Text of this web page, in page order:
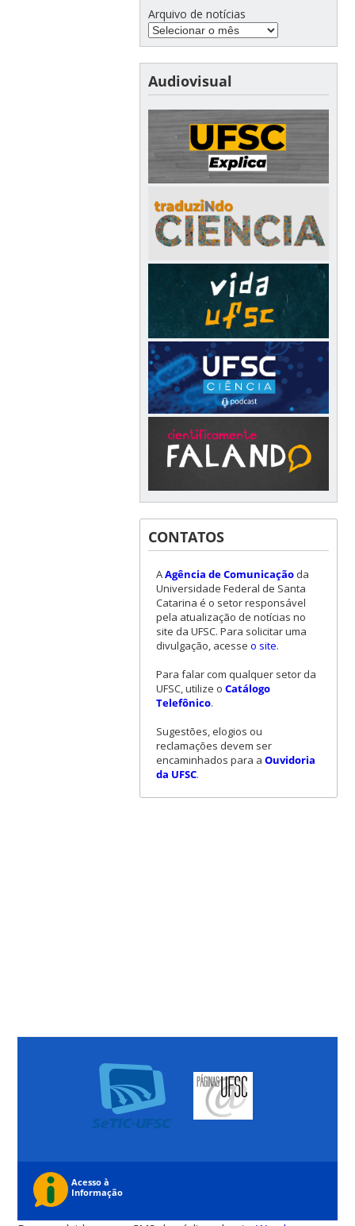
Arquivo de notícias
Audiovisual
CONTATOS
AAgência de Comunicaçãoda
Universidade Federal de Santa
Catarina é o setor responsável
pela atualização de notícias no
site da UFSC. Para solicitar uma
divulgação, acesse o site.
Para falar com qualquer setor da
UFSC, utilize o Catálogo
Telefônico.
Sugestões, elogios ou
reclamações devem ser
encaminhados para a Ouvidoria
da UFSC.